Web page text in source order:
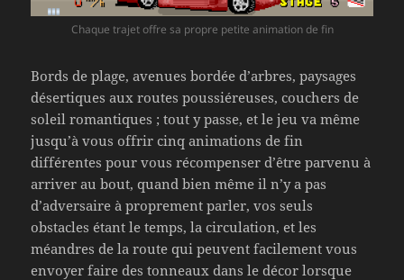
Chaque trajet offre sa propre petite animation de fin
Bords de plage, avenues bordée d’arbres, paysages
désertiques aux routes poussiéreuses, couchers de
soleil romantiques ; tout y passe, et le jeu va même
jusqu’à vous offrir cinq animations de fin
différentes pour vous récompenser d’être parvenu à
arriver au bout, quand bien même il n’y a pas
d’adversaire à proprement parler, vos seuls
obstacles étant le temps, la circulation, et les
méandres de la route qui peuvent facilement vous
envoyer faire des tonneaux dans le décor lorsque